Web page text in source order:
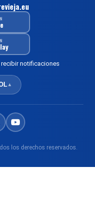
notificaciones
▲
los derechos reservados.